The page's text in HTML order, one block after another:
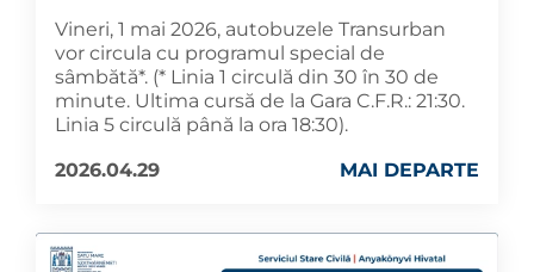
Vineri, 1 mai 2026, autobuzele Transurban
vor circula cu programul special de
sâmbătă*. (* Linia 1 circulă din 30 în 30 de
minute. Ultima cursă de la Gara C.F.R.: 21:30.
Linia 5 circulă până la ora 18:30).
2026.04.29
MAI DEPARTE